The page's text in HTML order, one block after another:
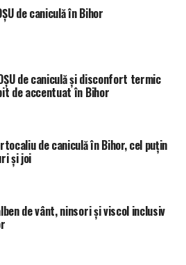
miercuri, 23 iunie, în judeţele
Bihor şi Satu Mare. Astfel, se
maxime cuprinse frecvent
iar în cursul nopţii nu vor coborî,
grade.
disconfortul termic se va
şi cea mai mare parte
arată în informarea ANM.
tânăr de 22 de ani a murit
de caniculă în Bihor
de caniculă și disconfort termic
de accentuat în Bihor
de caniculă în Bihor, cel puțin
și joi
de vânt, ninsori și viscol inclusiv